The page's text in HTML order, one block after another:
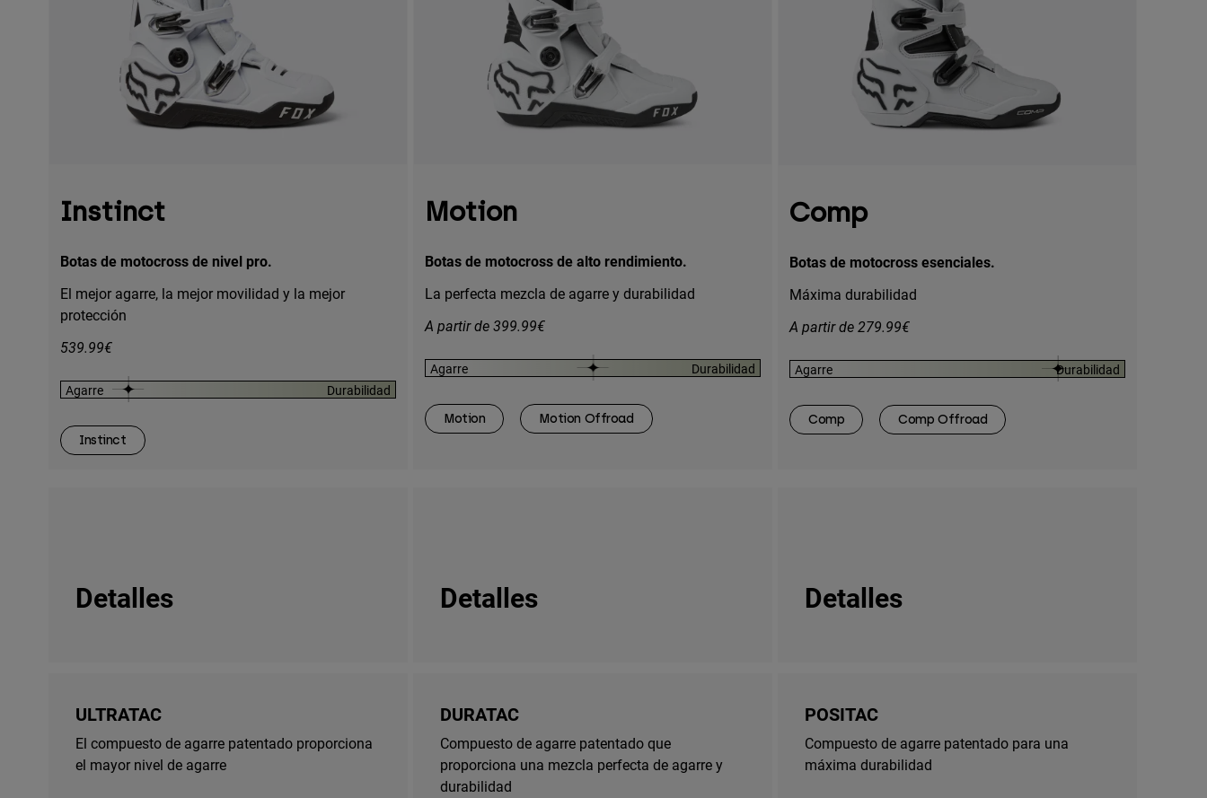
Instinct
Botas de motocross de nivel pro.
El mejor agarre, la mejor movilidad y la mejor
protección
539.99€
Agarre Durabilidad
Instinct
Motion
Botas de motocross de alto rendimiento.
La perfecta mezcla de agarre y durabilidad
A partir de 399.99€
Agarre Durabilidad
Motion Motion Offroad
Comp
Botas de motocross esenciales.
Máxima durabilidad
A partir de 279.99€
Agarre Durabilidad
Comp Comp Offroad
Detalles Detalles Detalles
ULTRATAC
El compuesto de agarre patentado proporciona
el mayor nivel de agarre
DURATAC
Compuesto de agarre patentado que
proporciona una mezcla perfecta de agarre y
durabilidad
POSITAC
Compuesto de agarre patentado para una
máxima durabilidad